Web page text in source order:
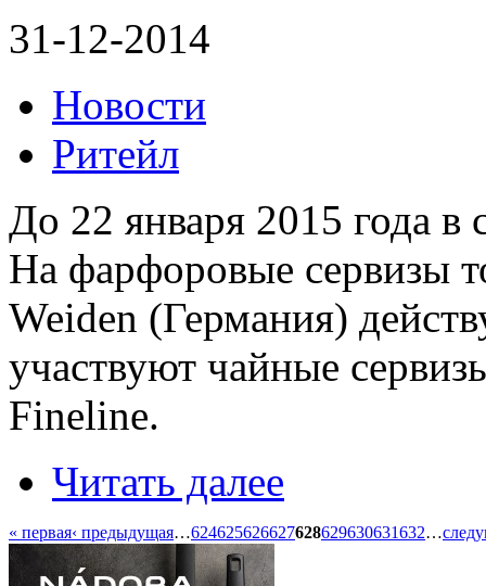
31-12-2014
Новости
Ритейл
До 22 января 2015 года в
На фарфоровые сервизы
Weiden (Германия)
участвуют чайные
Fineline.
Читать далее
« первая‹ предыдущая…624625626627628629630631632…